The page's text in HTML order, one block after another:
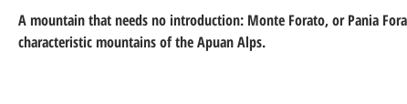
A mountain that needs no introduction: Monte Forato, or Pania
characteristic mountains of the Apuan Alps.